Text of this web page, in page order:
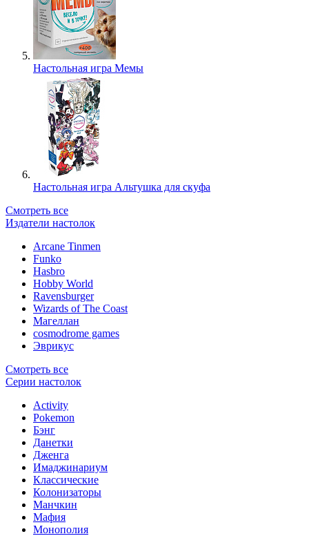
Настольная игра Мемы
Настольная игра Альтушка для скуфа
Смотреть все
Издатели настолок
Arcane Tinmen
Funko
Hasbro
Hobby World
Ravensburger
Wizards of The Coast
Магеллан
сosmodrome games
Эврикус
Смотреть все
Серии настолок
Activity
Pokemon
Бэнг
Данетки
Дженга
Имаджинариум
Классические
Колонизаторы
Манчкин
Мафия
Монополия